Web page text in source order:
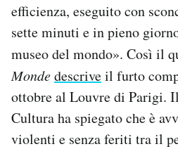
CALENDARIO
AREA PERSONALE
Area Personale
Newsletter
Notifiche mobile
efficienza, eseguito con
sette minuti e in pieno
museo del mondo». Così il
Mondedescriveil furto
ottobre al Louvre di Parigi.
Cultura ha spiegato che è
violenti e senza feriti tra il